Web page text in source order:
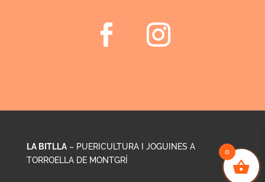
LA BITLLA– PUERICULTURA I JOGUINES A
TORROELLA DE MONTGRÍ
0